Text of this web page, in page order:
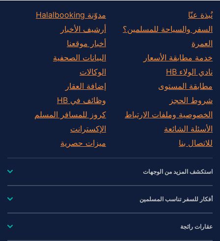
نُبذة عنّا
السفر والسياحة للمسلمين؟
العمرة
خدمة مطابقة الأسعار
نادي الولاء HB
مطابقة المستوى
شروط الحجز
الخصوصية وملفات الارتباط
الأسئلة الشائعة
للاتصال بنا
مدوّنة Halalbooking
أرشيف الأخبار
أخبار موقعنا
البيانات الصحفية
الوكالات
إضافة العقار
وظائف في HB
كروز للمسافر المسلم
الإكسترانت
ميزات حصرية
استكشف المزيد من الوجهات
أفكار للسفر تناسب المسلمين
عقارات رائجة